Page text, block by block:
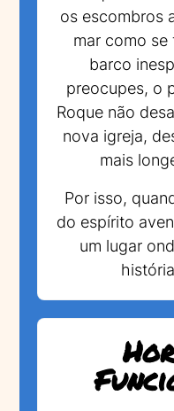
os escombros
mar como se
barco
preocupes, o
Roque não
nova igreja,
mais
Por isso,
do espírito
um lugar